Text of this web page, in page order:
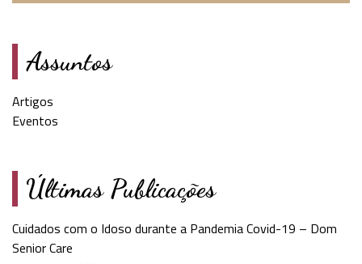
Assuntos
Artigos
Eventos
Últimas Publicações
Cuidados com o Idoso durante a Pandemia Covid-19 – Dom
Senior Care